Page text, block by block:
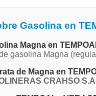
Gasolina en
Magna en
gasolina Magna
de Magna en
CRAHSO